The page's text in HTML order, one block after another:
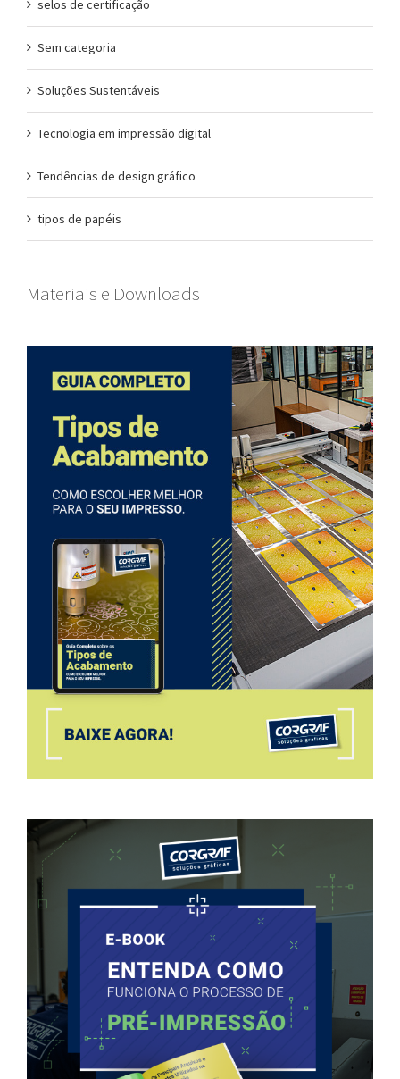
selos de certificação
Sem categoria
Soluções Sustentáveis
Tecnologia em impressão digital
Tendências de design gráfico
tipos de papéis
Materiais e Downloads